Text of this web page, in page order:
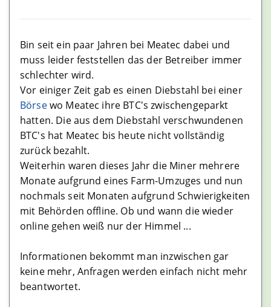
Shops
Nützliche Webseiten
Defi
Defi-Token
Wallets
Blockchain.com Erfahrungen
Bitpanda Erfahrungen
Nuri (ehem Bitwala) Erfahrungen
Crypto.com Erfahrungen
Bin seit ein paar Jahren bei Meatec dabei und
muss leider feststellen das der Betreiber immer
schlechter wird.
Vor einiger Zeit gab es einen Diebstahl bei einer
Börsewo Meatec ihre BTC's zwischengeparkt
hatten. Die aus dem Diebstahl verschwundenen
BTC's hat Meatec bis heute nicht vollständig
zurück bezahlt.
Weiterhin waren dieses Jahr die Miner mehrere
Monate aufgrund eines Farm-Umzuges und nun
nochmals seit Monaten aufgrund Schwierigkeiten
mit Behörden offline. Ob und wann die wieder
online gehen weiß nur der Himmel ...
Informationen bekommt man inzwischen gar
keine mehr, Anfragen werden einfach nicht mehr
beantwortet.